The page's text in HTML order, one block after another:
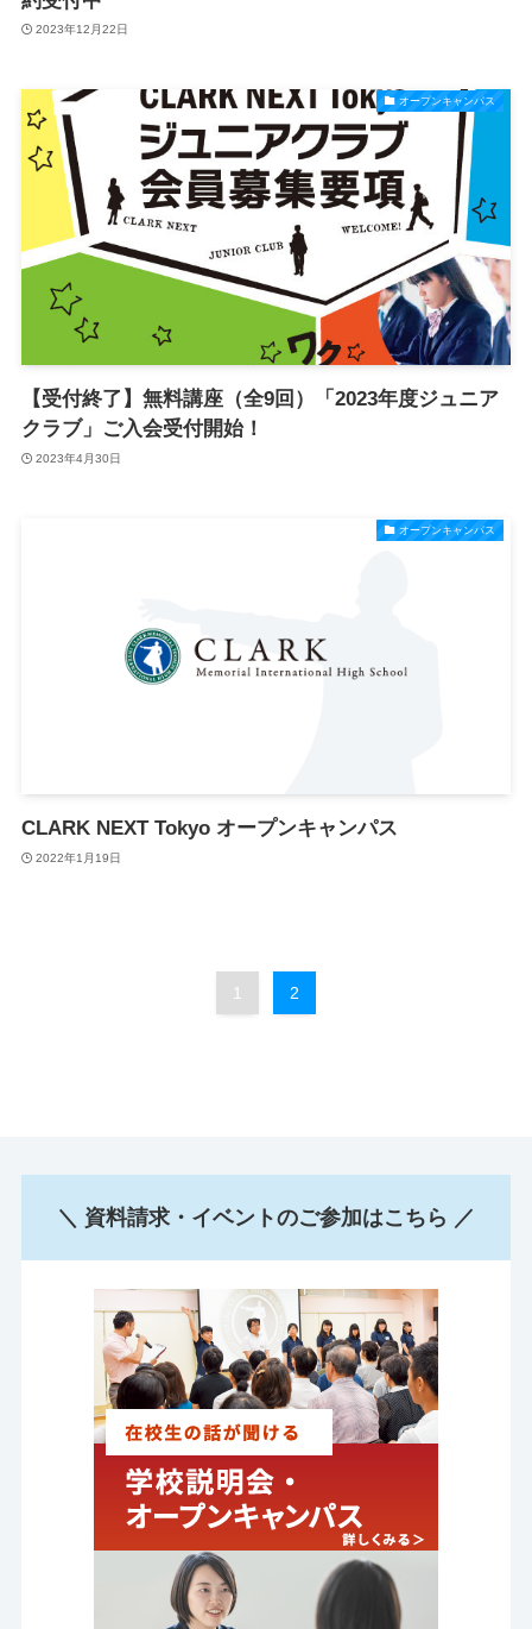
2023年12月22日
オープンキャンパス
【受付終了】無料講座（全9回）「2023年度ジュニア
クラブ」ご入会受付開始！
2023年4月30日
オープンキャンパス
CLARK NEXT Tokyo オープンキャンパス
2022年1月19日
1 2
＼ 資料請求・イベントのご参加はこちら ／